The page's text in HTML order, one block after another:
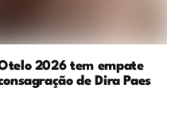
2026 tem empate
de Dira Paes